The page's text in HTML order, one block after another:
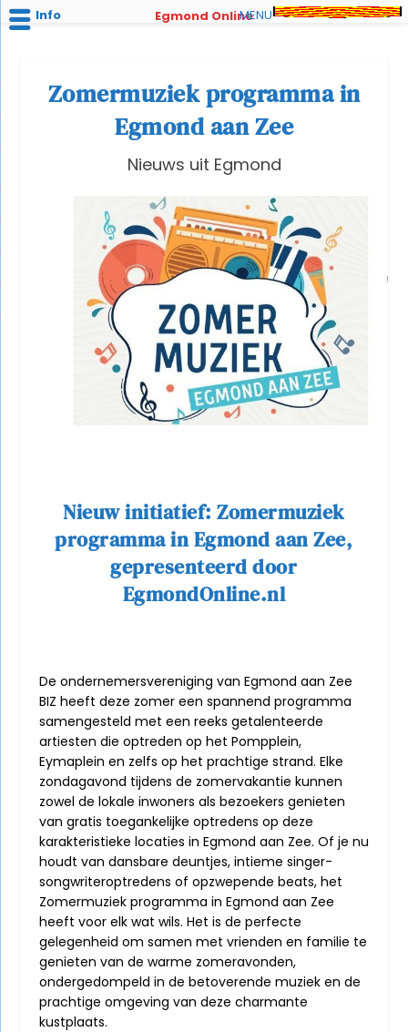
Zomermuziek programma in
Egmond aan Zee
Nieuws uit Egmond
Nieuw initiatief: Zomermuziek
programma in Egmond aan Zee,
gepresenteerd door
EgmondOnline.nl
De ondernemersvereniging van Egmond aan Zee
BIZ heeft deze zomer een spannend programma
samengesteld met een reeks getalenteerde
artiesten die optreden op het Pompplein,
Eymaplein en zelfs op het prachtige strand. Elke
zondagavond tijdens de zomervakantie kunnen
zowel de lokale inwoners als bezoekers genieten
van gratis toegankelijke optredens op deze
karakteristieke locaties in Egmond aan Zee. Of je nu
houdt van dansbare deuntjes, intieme singer-
songwriteroptredens of opzwepende beats, het
Zomermuziek programma in Egmond aan Zee
heeft voor elk wat wils. Het is de perfecte
gelegenheid om samen met vrienden en familie te
genieten van de warme zomeravonden,
ondergedompeld in de betoverende muziek en de
prachtige omgeving van deze charmante
kustplaats.
Info Egmond OnlineMENU